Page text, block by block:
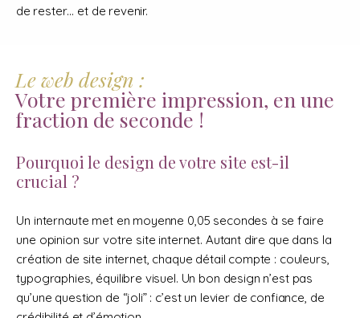
de rester… et de revenir.
Le web design :
Votre première impression, en une
fraction de seconde !
Pourquoi le design de votre site est-il
crucial ?
Un internaute met en moyenne 0,05 secondes à se faire
une opinion sur votre site internet. Autant dire que dans la
création de site internet, chaque détail compte : couleurs,
typographies, équilibre visuel. Un bon design n’est pas
qu’une question de “joli” : c’est un levier de confiance, de